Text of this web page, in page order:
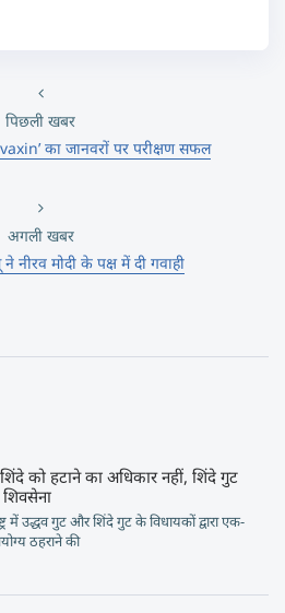
पिछली खबर
का जानवरों पर परीक्षण सफल
अगली खबर
नीरव मोदी के पक्ष में दी गवाही
को हटाने का अधिकार नहीं, शिंदे गुट
में उद्धव गुट और शिंदे गुट के विधायकों द्वारा एक-
ठहराने की